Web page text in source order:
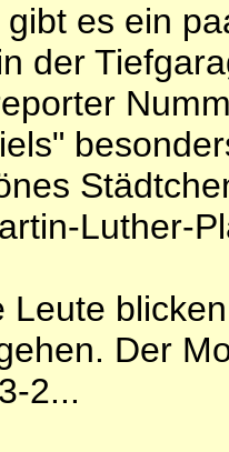
es ein
der
Luther-
Leute
Der
2...